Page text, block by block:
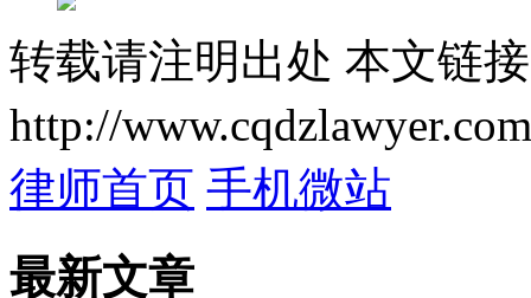
转载请注明出处 本文链
http://
律师首页 手机微站
最新文章